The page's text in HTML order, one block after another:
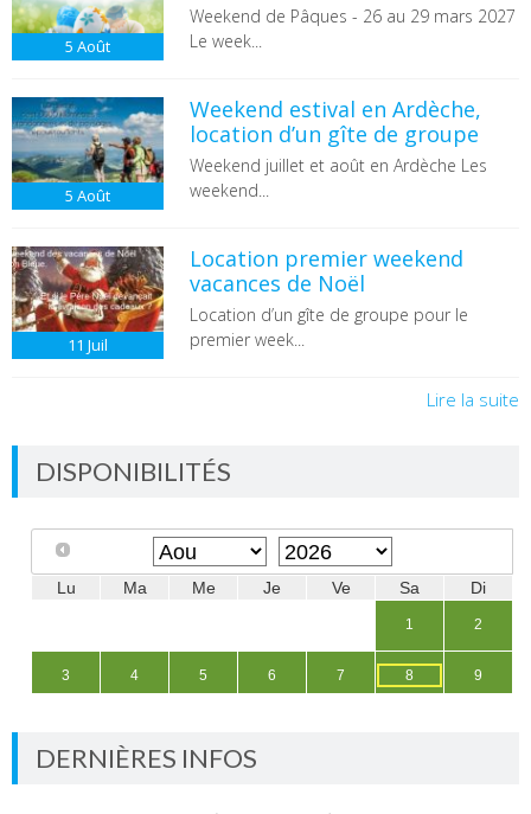
5 Août
Weekend de Pâques - 26 au 29 mars 2027
Le week...
5 Août
Weekend estival en Ardèche,
location d’un gîte de groupe
Weekend juillet et août en Ardèche Les
weekend...
11 Juil
Location premier weekend
vacances de Noël
Location d’un gîte de groupe pour le
premier week...
Lire la suite
DISPONIBILITÉS
DERNIÈRES INFOS